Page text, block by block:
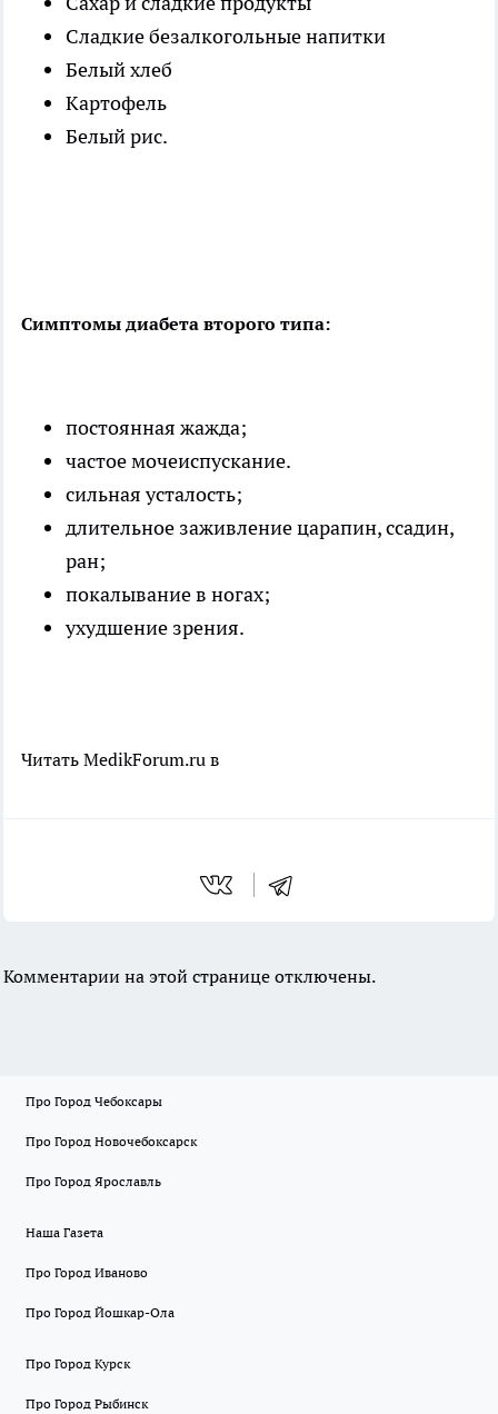
Сладкие безалкогольные напитки
Белый хлеб
Картофель
Белый рис.
Симптомы диабета второго типа:
постоянная жажда;
частое мочеиспускание.
сильная усталость;
длительное заживление царапин, ссадин,
ран;
покалывание в ногах;
ухудшение зрения.
Читать MedikForum.ru в
Комментарии на этой странице отключены.
Про Город Чебоксары
Про Город Новочебоксарск
Про Город Ярославль
Наша Газета
Про Город Иваново
Про Город Йошкар-Ола
Про Город Курск
Про Город Рыбинск